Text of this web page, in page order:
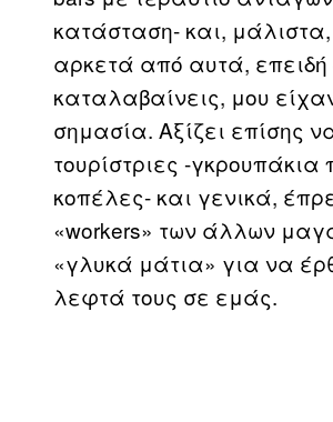
κατάσταση- και,
αρκετά από αυτά,
καταλαβαίνεις, μου
σημασία. Αξίζει επίσης
τουρίστριες -
κοπέλες- και γενικά,
«workers» των άλλων
«γλυκά μάτια» για να
λεφτά τους σε εμάς.